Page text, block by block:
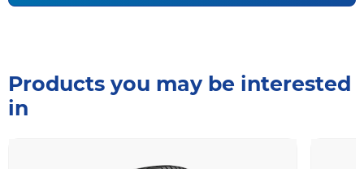
Products you may be interested
in